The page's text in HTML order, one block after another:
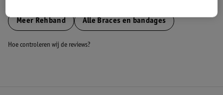
Meer Rehband Alle Braces en bandages
Hoe controleren wij de reviews?